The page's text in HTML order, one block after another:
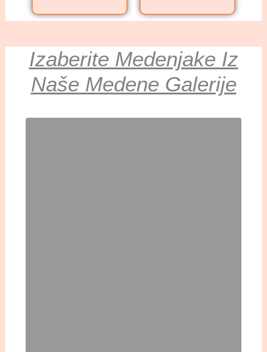
Izaberite Medenjake Iz
Naše Medene Galerije